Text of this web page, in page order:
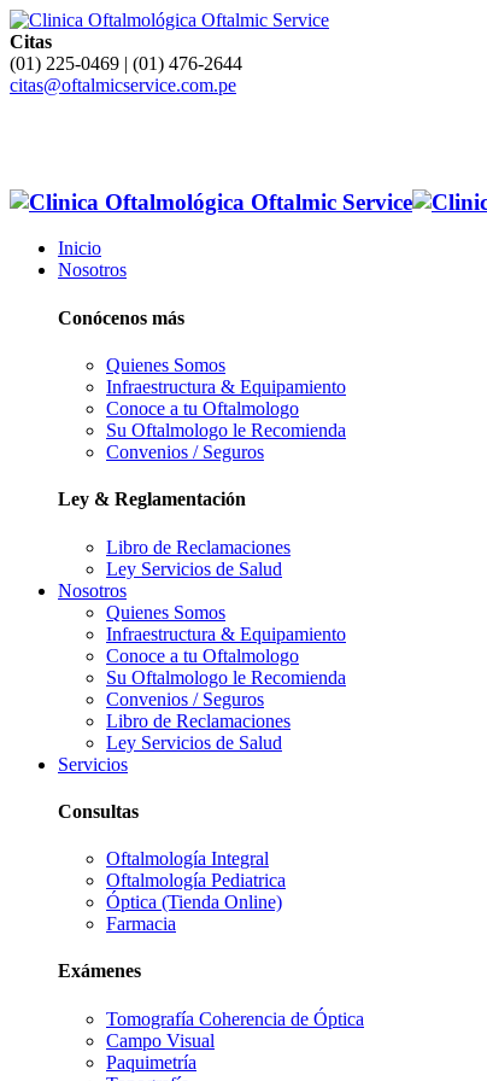
Citas
(01) 225-0469 | (01) 476-2644
citas@oftalmicservice.com.pe
Inicio
Nosotros
Conócenos más
Quienes Somos
Infraestructura & Equipamiento
Conoce a tu Oftalmologo
Su Oftalmologo le Recomienda
Convenios / Seguros
Ley & Reglamentación
Libro de Reclamaciones
Ley Servicios de Salud
Nosotros
Quienes Somos
Infraestructura & Equipamiento
Conoce a tu Oftalmologo
Su Oftalmologo le Recomienda
Convenios / Seguros
Libro de Reclamaciones
Ley Servicios de Salud
Servicios
Consultas
Oftalmología Integral
Oftalmología Pediatrica
Óptica (Tienda Online)
Farmacia
Exámenes
Tomografía Coherencia de Óptica
Campo Visual
Paquimetría